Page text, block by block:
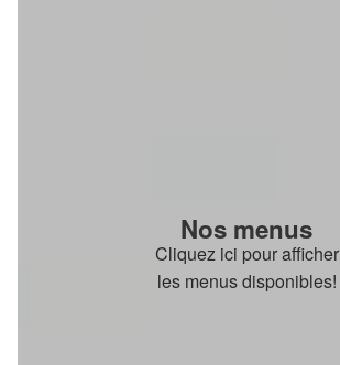
Nos menus
Cliquez ici pour afficher
les menus disponibles!